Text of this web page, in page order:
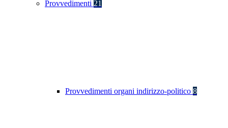
Provvedimenti 21
Provvedimenti organi indirizzo-politico 8